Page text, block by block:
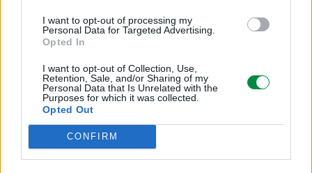
I want to opt-out of processing my
Personal Data for Targeted Advertising.
Opted In
I want to opt-out of Collection, Use,
Retention, Sale, and/or Sharing of my
Personal Data that Is Unrelated with the
Purposes for which it was collected.
Opted Out
CONFIRM
ul. Wołoska 5
02-675 Warszawa
Pomoc techniczna
https://support.lexmark.com/pl_pl.html